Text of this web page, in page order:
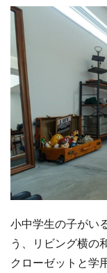
小中学生の子がい
う、リビング横の
クローゼットと学